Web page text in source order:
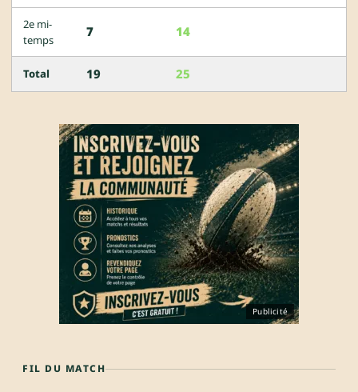
2e mi-
temps
7 14
Total 19 25
Publicité
FIL DU MATCH